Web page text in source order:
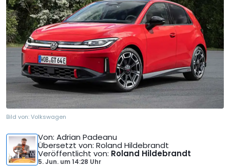
Bild von:Volkswagen
Von: Adrian Padeanu
Übersetzt von: Roland Hildebrandt
Veröffentlicht von: Roland Hildebrandt
5. Jun. um14:28 Uhr